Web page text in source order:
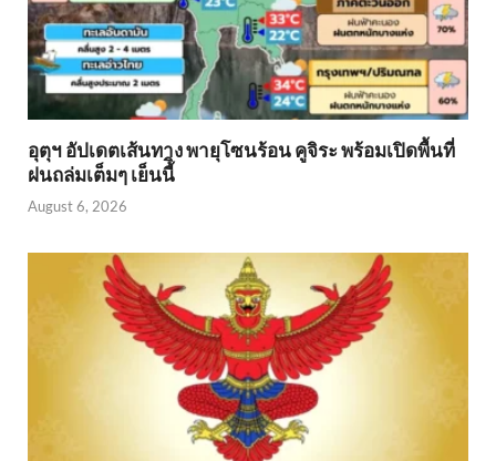
อุตุฯ อัปเดตเส้นทาง พายุโซนร้อน คูจิระ พร้อมเปิดพื้นที่
ฝนถล่มเต็มๆ เย็นนี้ิ
August 6, 2026